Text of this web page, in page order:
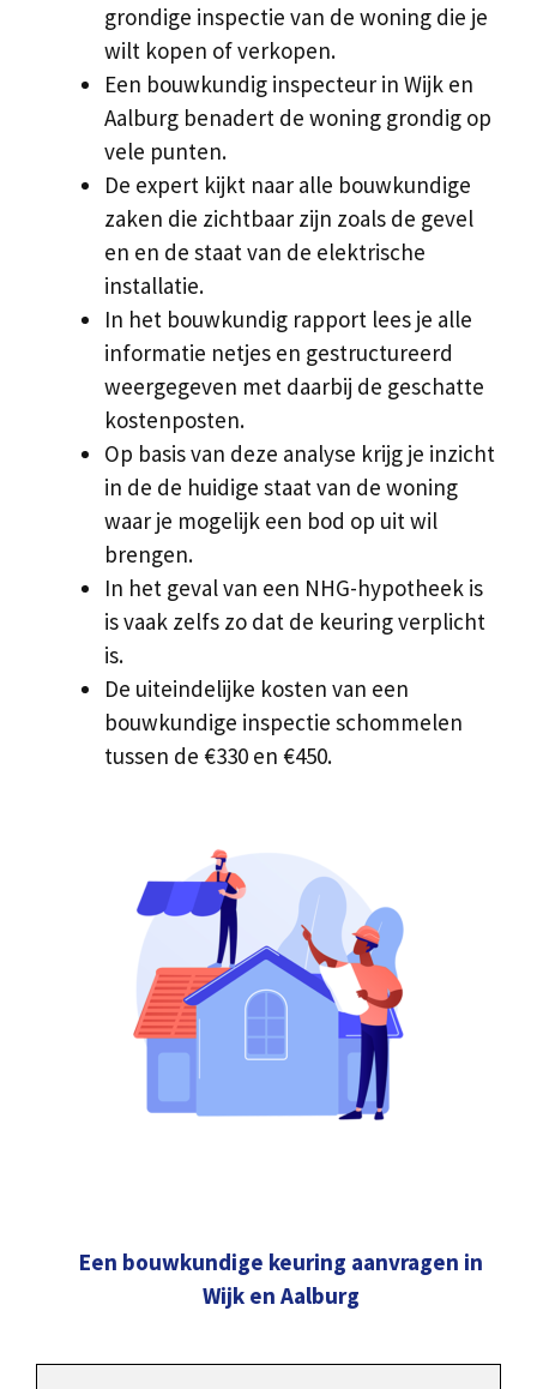
grondige inspectie van de woning die je
wilt kopen of verkopen.
Een bouwkundig inspecteur in Wijk en
Aalburg benadert de woning grondig op
vele punten.
De expert kijkt naar alle bouwkundige
zaken die zichtbaar zijn zoals de gevel
en en de staat van de elektrische
installatie.
In het bouwkundig rapport lees je alle
informatie netjes en gestructureerd
weergegeven met daarbij de geschatte
kostenposten.
Op basis van deze analyse krijg je inzicht
in de de huidige staat van de woning
waar je mogelijk een bod op uit wil
brengen.
In het geval van een NHG-hypotheek is
is vaak zelfs zo dat de keuring verplicht
is.
De uiteindelijke kosten van een
bouwkundige inspectie schommelen
tussen de €330 en €450.
Een bouwkundige keuring aanvragen in
Wijk en Aalburg